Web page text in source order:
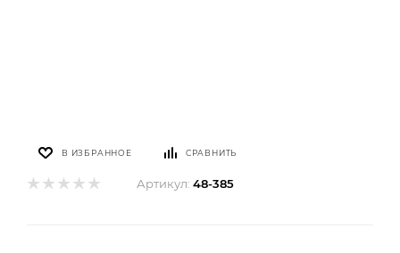
В ИЗБРАННОЕ СРАВНИТЬ
Артикул: 48-385